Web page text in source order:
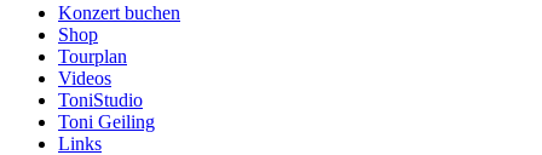
Konzert buchen
Shop
Tourplan
Videos
ToniStudio
Toni Geiling
Links